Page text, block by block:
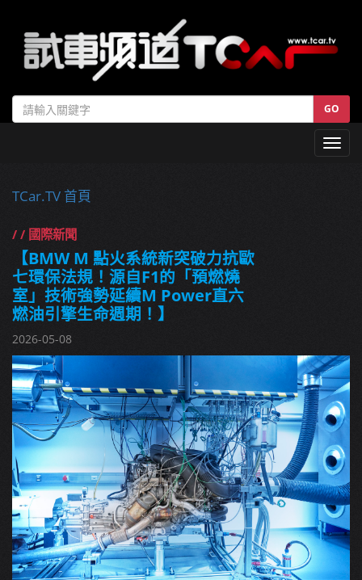
GO
TCar.TV 首頁
/ / 國際新聞
【BMW M 點火系統新突破力抗歐
七環保法規！源自F1的「預燃燒
室」技術強勢延續M Power直六
燃油引擎生命週期！】
2026-05-08